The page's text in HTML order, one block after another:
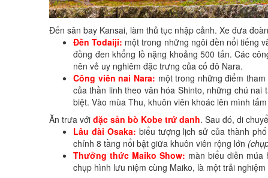
Đến sân bay Kansai, làm thủ tục nhập cảnh. Xe đưa
Đền Todaiji: một trong những ngôi đền nổi tiếng
đồng đen khổng lồ nặng khoảng 500 tấn. Các
nên vẻ uy nghiêm đặc trưng của cố đô Nara.
Công viên nai Nara: một trong những điểm
của thần linh theo văn hóa Shinto, những chú
biệt. Vào mùa Thu, khuôn viên khoác lên mình
Ăn trưa với đặc sản bò Kobe trứ danh. Sau đó, di
Lâu đài Osaka: biểu tượng lịch sử của thành
chính 8 tầng nổi bật giữa khuôn viên rộng lớn
Thưởng thức Maiko Show: màn biểu diễn múa
chụp hình lưu niệm cùng Maiko, là một trải